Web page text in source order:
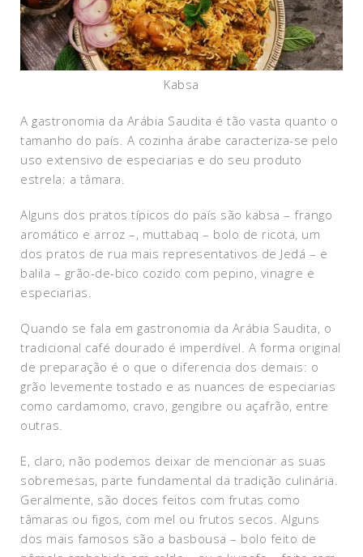
Kabsa
A gastronomia da Arábia Saudita é tão vasta quanto o
tamanho do país. A cozinha árabe caracteriza-se pelo
uso extensivo de especiarias e do seu produto
estrela: a tâmara.
Alguns dos pratos típicos do país são kabsa – frango
aromático e arroz –, muttabaq – bolo de ricota, um
dos pratos de rua mais representativos de Jedá – e
balila – grão-de-bico cozido com pepino, vinagre e
especiarias.
Quando se fala em gastronomia da Arábia Saudita, o
tradicional café dourado é imperdível. A forma original
de preparação é o que o diferencia dos demais: o
grão levemente tostado e as nuances de especiarias
como cardamomo, cravo, gengibre ou açafrão, entre
outras.
E, claro, não podemos deixar de mencionar as suas
sobremesas, parte fundamental da tradição culinária.
Geralmente, são doces feitos com frutas como
tâmaras ou figos, com mel ou frutos secos. Alguns
dos mais famosos são a basbousa – bolo feito de